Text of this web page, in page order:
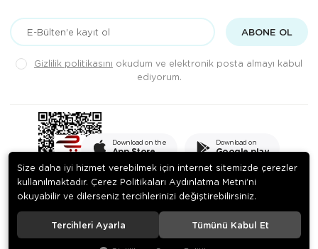
ABONE OL
Gizlilik politikasını okudum ve elektronik posta almayı kabul
ediyorum.
Download on the
App Store
Download on
Google play
© 2020PEKSADE GIDA SANAYİ VE TİCARET LİMİTED ŞİRKETİ
hakları saklıdır.
Size daha iyi hizmet verebilmek için internet sitemizde çerezler
kullanılmaktadır. Çerez Politikaları Aydınlatma Metni’ni
okuyabilir ve dilerseniz tercihlerinizi değiştirebilirsiniz.
Tercihleri Ayarla Tümünü Kabul Et